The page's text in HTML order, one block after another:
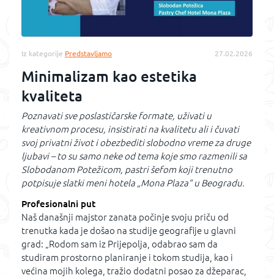
Iz kategorije Predstavljamo 27.02.2026
Minimalizam kao estetika
kvaliteta
Poznavati sve poslastičarske formate, uživati u
kreativnom procesu, insistirati na kvalitetu ali i čuvati
svoj privatni život i obezbediti slobodno vreme za druge
ljubavi – to su samo neke od tema koje smo razmenili sa
Slobodanom Potežicom, pastri šefom koji trenutno
potpisuje slatki meni hotela „Mona Plaza” u Beogradu.
Profesionalni put
Naš današnji majstor zanata počinje svoju priču od
trenutka kada je došao na studije geografije u glavni
grad: „Rodom sam iz Prijepolja, odabrao sam da
studiram prostorno planiranje i tokom studija, kao i
većina mojih kolega, tražio dodatni posao za džeparac,